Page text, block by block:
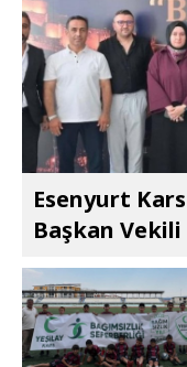
Esenyurt
Başkan